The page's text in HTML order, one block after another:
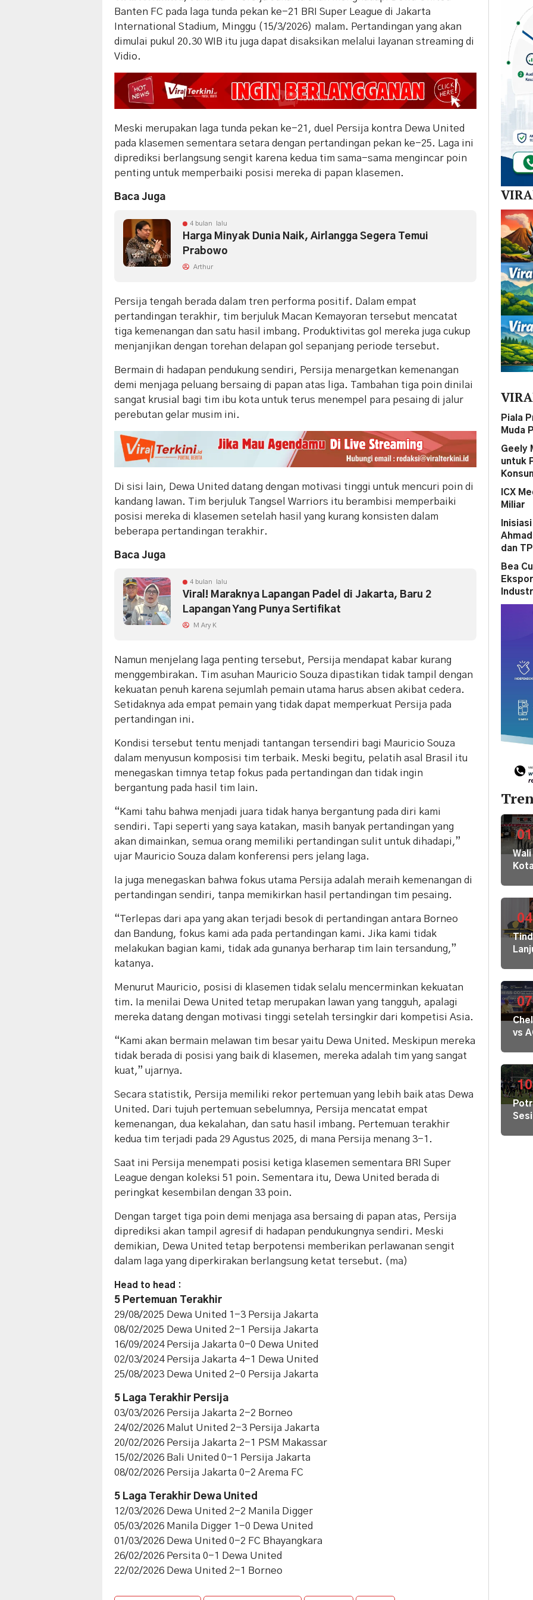
Banten FC pada laga tunda pekan ke-21 BRI Super League di Jakarta
International Stadium, Minggu (15/3/2026) malam. Pertandingan yang akan
dimulai pukul 20.30 WIB itu juga dapat disaksikan melalui layanan streaming di
Vidio.
Meski merupakan laga tunda pekan ke-21, duel Persija kontra Dewa United
pada klasemen sementara setara dengan pertandingan pekan ke-25. Laga ini
diprediksi berlangsung sengit karena kedua tim sama-sama mengincar poin
penting untuk memperbaiki posisi mereka di papan klasemen.
Baca Juga
4 bulan lalu
Harga Minyak Dunia Naik, Airlangga Segera Temui
Prabowo
Arthur
Persija tengah berada dalam tren performa positif. Dalam empat
pertandingan terakhir, tim berjuluk Macan Kemayoran tersebut mencatat
tiga kemenangan dan satu hasil imbang. Produktivitas gol mereka juga cukup
menjanjikan dengan torehan delapan gol sepanjang periode tersebut.
Bermain di hadapan pendukung sendiri, Persija menargetkan kemenangan
demi menjaga peluang bersaing di papan atas liga. Tambahan tiga poin dinilai
sangat krusial bagi tim ibu kota untuk terus menempel para pesaing di jalur
perebutan gelar musim ini.
Di sisi lain, Dewa United datang dengan motivasi tinggi untuk mencuri poin di
kandang lawan. Tim berjuluk Tangsel Warriors itu berambisi memperbaiki
posisi mereka di klasemen setelah hasil yang kurang konsisten dalam
beberapa pertandingan terakhir.
Baca Juga
4 bulan lalu
Viral! Maraknya Lapangan Padel di Jakarta, Baru 2
Lapangan Yang Punya Sertifikat
M Ary K
Namun menjelang laga penting tersebut, Persija mendapat kabar kurang
menggembirakan. Tim asuhan Mauricio Souza dipastikan tidak tampil dengan
kekuatan penuh karena sejumlah pemain utama harus absen akibat cedera.
Setidaknya ada empat pemain yang tidak dapat memperkuat Persija pada
pertandingan ini.
Kondisi tersebut tentu menjadi tantangan tersendiri bagi Mauricio Souza
dalam menyusun komposisi tim terbaik. Meski begitu, pelatih asal Brasil itu
menegaskan timnya tetap fokus pada pertandingan dan tidak ingin
bergantung pada hasil tim lain.
“Kami tahu bahwa menjadi juara tidak hanya bergantung pada diri kami
sendiri. Tapi seperti yang saya katakan, masih banyak pertandingan yang
akan dimainkan, semua orang memiliki pertandingan sulit untuk dihadapi,”
ujar Mauricio Souza dalam konferensi pers jelang laga.
Ia juga menegaskan bahwa fokus utama Persija adalah meraih kemenangan di
pertandingan sendiri, tanpa memikirkan hasil pertandingan tim pesaing.
“Terlepas dari apa yang akan terjadi besok di pertandingan antara Borneo
dan Bandung, fokus kami ada pada pertandingan kami. Jika kami tidak
melakukan bagian kami, tidak ada gunanya berharap tim lain tersandung,”
katanya.
Menurut Mauricio, posisi di klasemen tidak selalu mencerminkan kekuatan
tim. Ia menilai Dewa United tetap merupakan lawan yang tangguh, apalagi
mereka datang dengan motivasi tinggi setelah tersingkir dari kompetisi Asia.
“Kami akan bermain melawan tim besar yaitu Dewa United. Meskipun mereka
tidak berada di posisi yang baik di klasemen, mereka adalah tim yang sangat
kuat,” ujarnya.
Secara statistik, Persija memiliki rekor pertemuan yang lebih baik atas Dewa
United. Dari tujuh pertemuan sebelumnya, Persija mencatat empat
kemenangan, dua kekalahan, dan satu hasil imbang. Pertemuan terakhir
kedua tim terjadi pada 29 Agustus 2025, di mana Persija menang 3-1.
Saat ini Persija menempati posisi ketiga klasemen sementara BRI Super
League dengan koleksi 51 poin. Sementara itu, Dewa United berada di
peringkat kesembilan dengan 33 poin.
Dengan target tiga poin demi menjaga asa bersaing di papan atas, Persija
diprediksi akan tampil agresif di hadapan pendukungnya sendiri. Meski
demikian, Dewa United tetap berpotensi memberikan perlawanan sengit
dalam laga yang diperkirakan berlangsung ketat tersebut. (ma)
Head to head :
5 Pertemuan Terakhir
29/08/2025 Dewa United 1-3 Persija Jakarta
08/02/2025 Dewa United 2-1 Persija Jakarta
16/09/2024 Persija Jakarta 0-0 Dewa United
02/03/2024 Persija Jakarta 4-1 Dewa United
25/08/2023 Dewa United 2-0 Persija Jakarta
5 Laga Terakhir Persija
03/03/2026 Persija Jakarta 2-2 Borneo
24/02/2026 Malut United 2-3 Persija Jakarta
20/02/2026 Persija Jakarta 2-1 PSM Makassar
15/02/2026 Bali United 0-1 Persija Jakarta
08/02/2026 Persija Jakarta 0-2 Arema FC
5 Laga Terakhir Dewa United
12/03/2026 Dewa United 2-2 Manila Digger
05/03/2026 Manila Digger 1-0 Dewa United
01/03/2026 Dewa United 0-2 FC Bhayangkara
26/02/2026 Persita 0-1 Dewa United
22/02/2026 Dewa United 2-1 Borneo
Piala
Muda
Geely
untuk
ICX
Miliar
dan
Bea
01
Wali
Kota
ke
RI
04
07
vs
di
Mulai
10
Sesi